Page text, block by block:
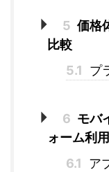
5 価格
比較
5.1
プ
6 モバ
ォーム利
6.1
ア